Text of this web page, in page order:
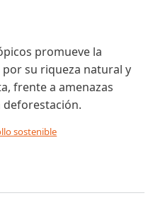
promueve la
su riqueza natural y
frente a amenazas
deforestación.
sostenible